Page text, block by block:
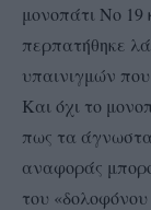
μονοπάτι No 19
περπατήθηκε
υπαινιγμών
Και όχι το
πως τα άγνωστα
αναφοράς
του «δολοφόνου